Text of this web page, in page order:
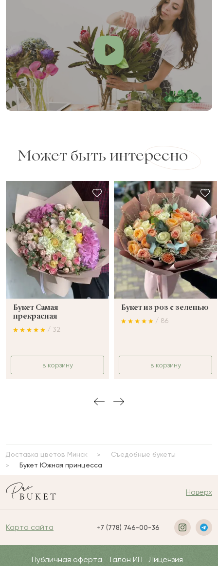
Может быть интересно
Букет Самая
прекрасная
/ 32
в корзину
Букет из роз с зеленью
/ 86
в корзину
Доставка цветов Минск
Съедобные букеты
Букет Южная принцесса
Наверх
Карта сайта +7 (778) 746-00-36
Публичная оферта Талон ИП
Лицензия